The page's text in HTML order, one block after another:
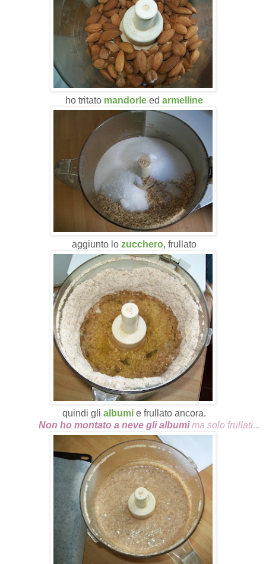
ho tritato mandorle ed armelline
aggiunto lo zucchero, frullato
quindi gli albumi e frullato ancora.
Non ho montato a neve gli albumima solo frullati...